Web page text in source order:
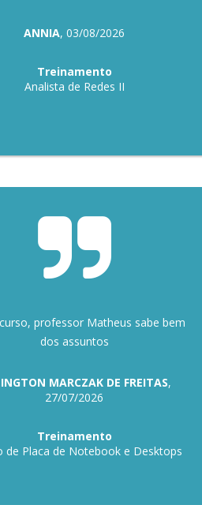
ANNIA, 03/08/2026
Treinamento
Analista de Redes II
professor Matheus sabe bem
dos assuntos
MARCZAK DE FREITAS,
27/07/2026
Treinamento
de Placa de Notebook e Desktops